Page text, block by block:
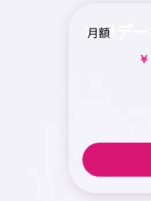
ホリデ
￥
月額